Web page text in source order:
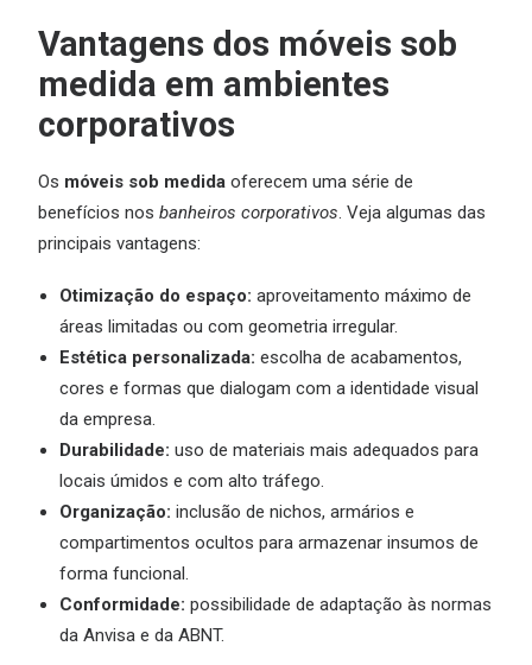
Vantagens dos móveis sob
medida em ambientes
corporativos
Os móveis sob medida oferecem uma série de
benefícios nos banheiros corporativos. Veja algumas das
principais vantagens:
Otimização do espaço: aproveitamento máximo de
áreas limitadas ou com geometria irregular.
Estética personalizada: escolha de acabamentos,
cores e formas que dialogam com a identidade visual
da empresa.
Durabilidade: uso de materiais mais adequados para
locais úmidos e com alto tráfego.
Organização: inclusão de nichos, armários e
compartimentos ocultos para armazenar insumos de
forma funcional.
Conformidade: possibilidade de adaptação às normas
da Anvisa e da ABNT.